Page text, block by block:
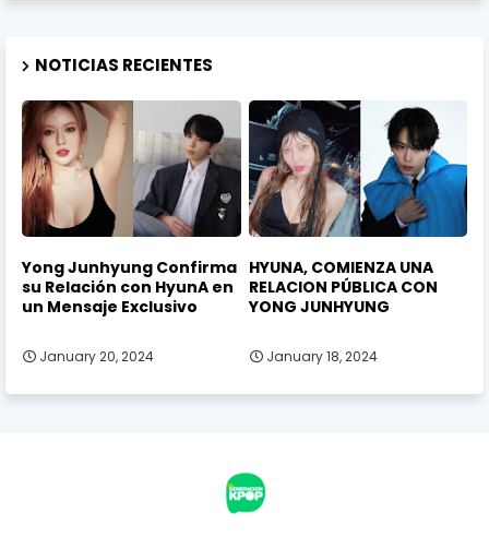
NOTICIAS RECIENTES
Yong Junhyung Confirma
su Relación con HyunA en
un Mensaje Exclusivo
January 20, 2024
HYUNA, COMIENZA UNA
RELACION PÚBLICA CON
YONG JUNHYUNG
January 18, 2024